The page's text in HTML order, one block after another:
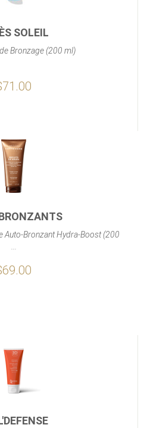
SOLEIL
Bronzage (200 ml)
Auto-Bronzant Hydra-Boost (200
...